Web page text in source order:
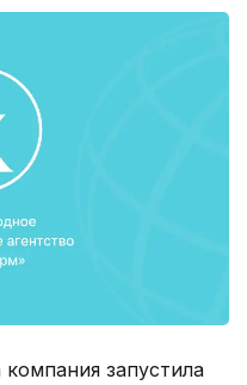
запустила